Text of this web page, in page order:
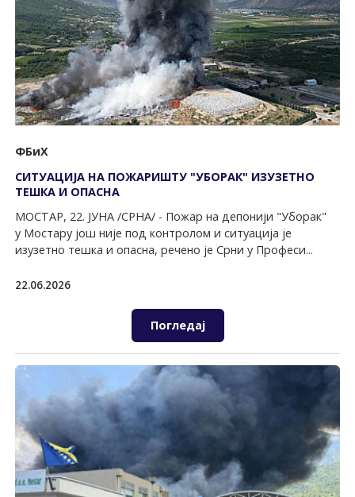
ФБиХ
СИТУАЦИЈА НА ПОЖАРИШТУ "УБОРАК" ИЗУЗЕТНО
ТЕШКА И ОПАСНА
МОСТАР, 22. ЈУНА /СРНА/ - Пожар на депонији "Уборак"
у Мостару још није под контролом и ситуација је
изузетно тешка и опасна, речено је Срни у Професи...
22.06.2026
Погледај